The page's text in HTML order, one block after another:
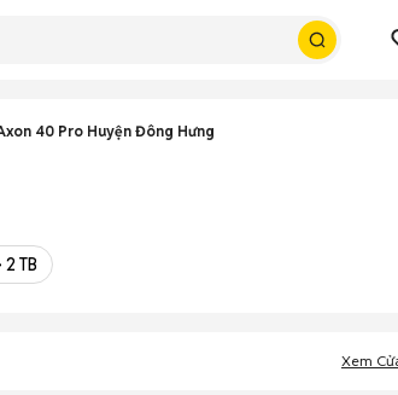
40 Pro Huyện Đông Hưng
2 TB
Xem